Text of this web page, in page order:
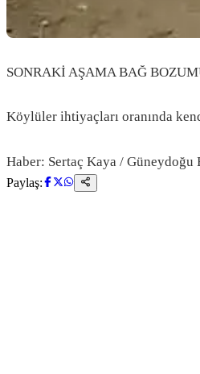
SONRAKİ AŞAMA BAĞ
Köylüler ihtiyaçları oranında
Haber: Sertaç Kaya / Güneydoğu
Paylaş: